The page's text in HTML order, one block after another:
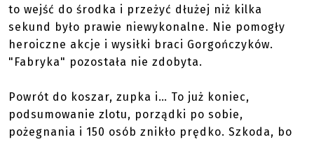
to wejść do środka i przeżyć dłużej niż kilka
sekund było prawie niewykonalne. Nie pomogły
heroiczne akcje i wysiłki braci Gorgończyków.
"Fabryka" pozostała nie zdobyta.
Powrót do koszar, zupka i… To już koniec,
podsumowanie zlotu, porządki po sobie,
pożegnania i 150 osób znikło prędko. Szkoda, bo